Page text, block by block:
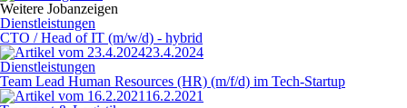
Weitere Jobanzeigen
Dienstleistungen
CTO / Head of IT (m/w/d) - hybrid
23.4.2024
Dienstleistungen
Team Lead Human Resources (HR) (m/f/d) im Tech-Startup
16.2.2021